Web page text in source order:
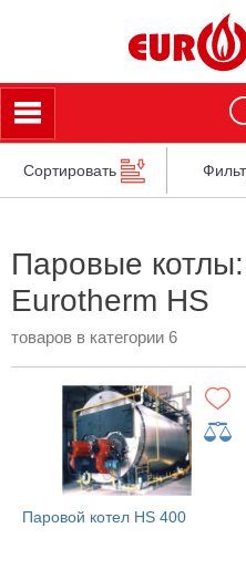
Сортировать
Паровые
Eurotherm HS
товаров в категории 6
Паровой котел HS 400